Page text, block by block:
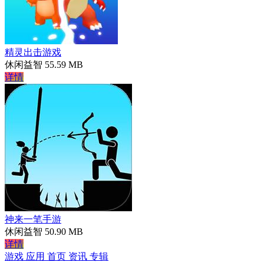
精灵出击游戏
休闲益智 55.59 MB
详情
神来一笔手游
休闲益智 50.90 MB
详情
游戏 应用 首页 资讯 专辑